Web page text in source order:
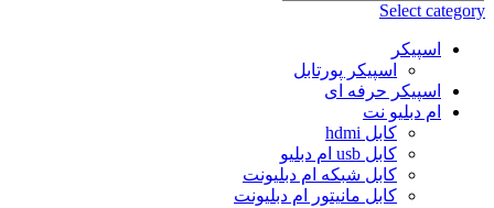
Select category
اسپیکر
اسپیکر پورتابل
اسپیکر حرفه ای
ام دبلیو نت
کابل hdmi
کابل usb ام دبلیو
کابل شبکه ام دبلیونت
کابل مانیتور ام دبلیونت